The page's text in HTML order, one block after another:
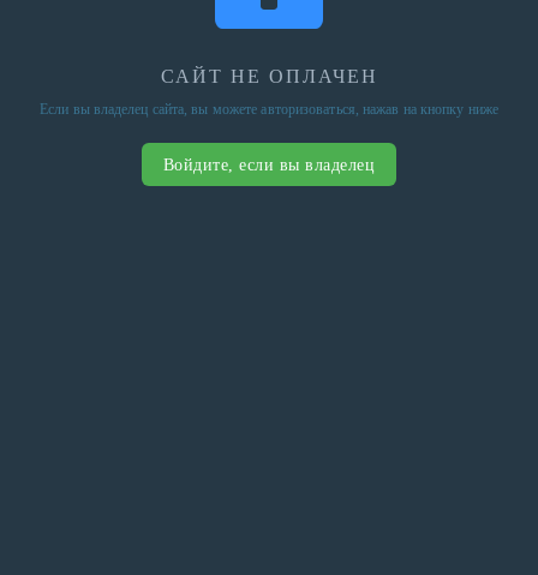
САЙТ НЕ ОПЛАЧЕН
Если вы владелец сайта, вы можете авторизоваться, нажав на кнопку ниже
Войдите, если вы владелец